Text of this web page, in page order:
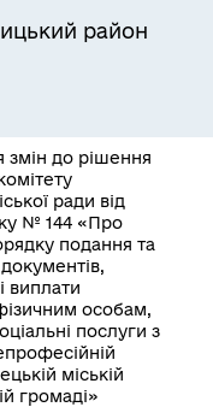
район
змін до рішення
ради від
№ 144 «Про
подання та
виплати
особам,
послуги з
міській
громаді»